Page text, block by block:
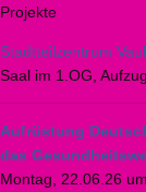
Projekte
Stadtteilzentrum
Saal im 1.OG,
Aufrüstung
das
Montag, 22.06.26